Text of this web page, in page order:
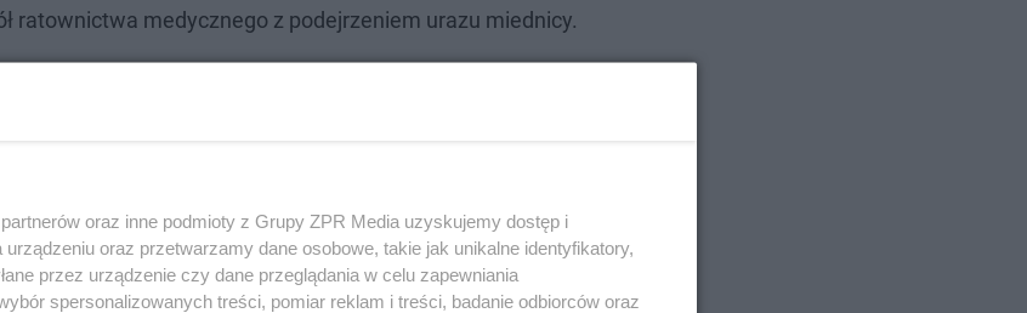
ratownictwa medycznego z podejrzeniem urazu miednicy.
oraz inne podmioty z Grupy ZPR Media uzyskujemy dostęp i
oraz przetwarzamy dane osobowe, takie jak unikalne identyfikatory,
przez urządzenie czy dane przeglądania w celu zapewniania
spersonalizowanych treści, pomiar reklam i treści, badanie odbiorców oraz